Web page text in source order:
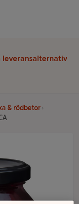
& rödbetor